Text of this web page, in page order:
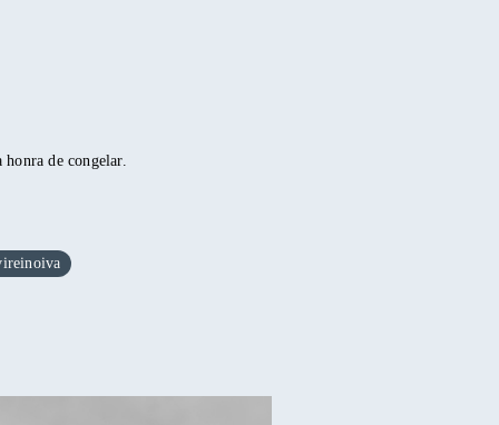
de congelar.